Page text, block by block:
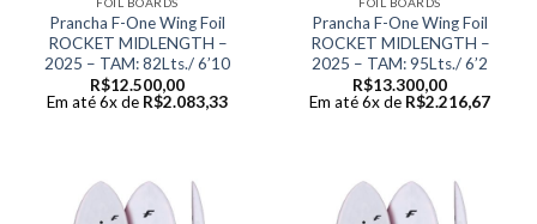
Prancha F-One Wing Foil
ROCKET MIDLENGTH –
2025 – TAM: 82Lts./ 6’10
R$12.500,00
Em até 6x de R$2.083,33
Prancha F-One Wing Foil
ROCKET MIDLENGTH –
2025 – TAM: 95Lts./ 6’2
R$13.300,00
Em até 6x de R$2.216,67